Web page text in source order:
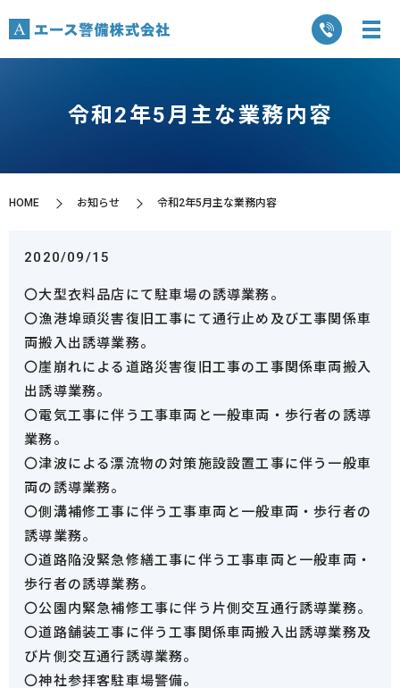
令和2年5月主な業務内容
HOME お知らせ 令和2年5月主な業務内容
2020/09/15
〇大型衣料品店にて駐車場の誘導業務。
〇漁港埠頭災害復旧工事にて通行止め及び工事関係車
両搬入出誘導業務。
〇崖崩れによる道路災害復旧工事の工事関係車両搬入
出誘導業務。
〇電気工事に伴う工事車両と一般車両・歩行者の誘導
業務。
〇津波による漂流物の対策施設設置工事に伴う一般車
両の誘導業務。
〇側溝補修工事に伴う工事車両と一般車両・歩行者の
誘導業務。
〇道路陥没緊急修繕工事に伴う工事車両と一般車両・
歩行者の誘導業務。
〇公園内緊急補修工事に伴う片側交互通行誘導業務。
〇道路舗装工事に伴う工事関係車両搬入出誘導業務及
び片側交互通行誘導業務。
〇神社参拝客駐車場警備。